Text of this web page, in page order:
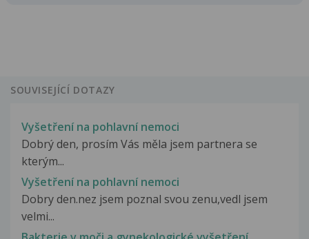
SOUVISEJÍCÍ DOTAZY
Vyšetření na pohlavní nemoci
Dobrý den, prosím Vás měla jsem partnera se
kterým...
Vyšetření na pohlavní nemoci
Dobry den.nez jsem poznal svou zenu,vedl jsem
velmi...